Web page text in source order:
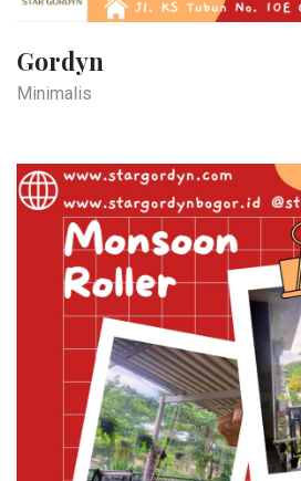
Gordyn
Minimalis